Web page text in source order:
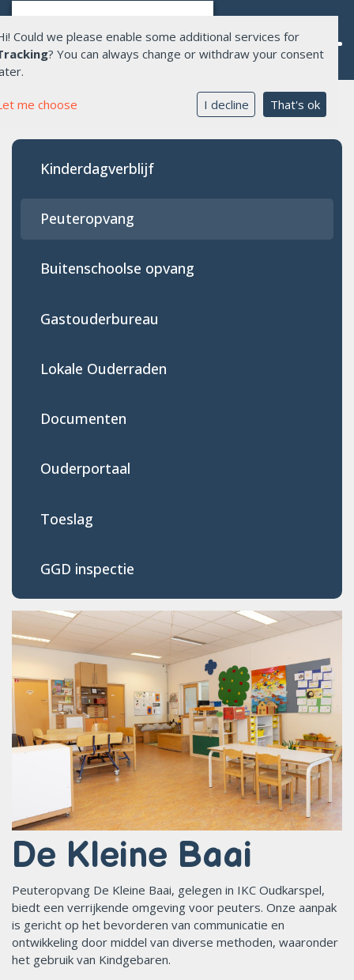
Home
Over Allente
Onderwijs
Contact
Kinderdagverblijf
Peuteropvang
Buitenschoolse opvang
Gastouderbureau
Lokale Ouderraden
Documenten
Ouderportaal
Toeslag
GGD inspectie
De Kleine Baai
Peuteropvang De Kleine Baai, gelegen in IKC Oudkarspel,
biedt een verrijkende omgeving voor peuters. Onze aanpak
is gericht op het bevorderen van communicatie en
ontwikkeling door middel van diverse methoden, waaronder
het gebruik van Kindgebaren.
Could we please enable some additional services for
? You can always change or withdraw your consent
me choose I decline That's ok